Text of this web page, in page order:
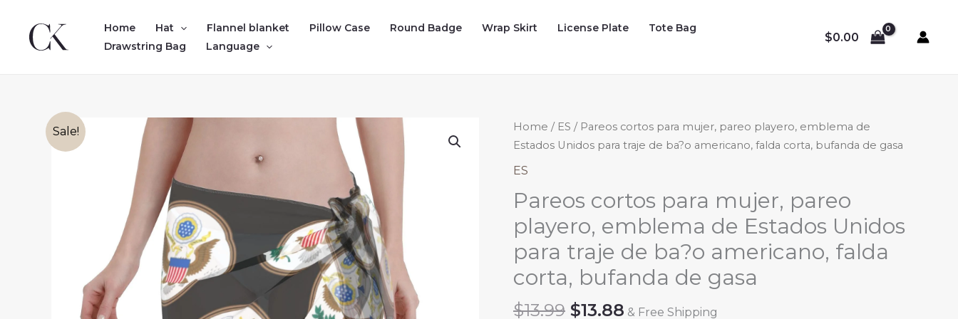
content
Home Hat Flannel blanket Pillow Case Round Badge Wrap Skirt License Plate
Tote Bag
Drawstring Bag
Language
$0.00
Sale! Home / ES / Pareos cortos para mujer, pareo playero, emblema de
Estados Unidos para traje de ba?o americano, falda corta, bufanda de gasa
ES
Pareos cortos para mujer, pareo
playero, emblema de Estados Unidos
para traje de ba?o americano, falda
corta, bufanda de gasa
$13.99 Original
$13.88 Current
& Free Shipping